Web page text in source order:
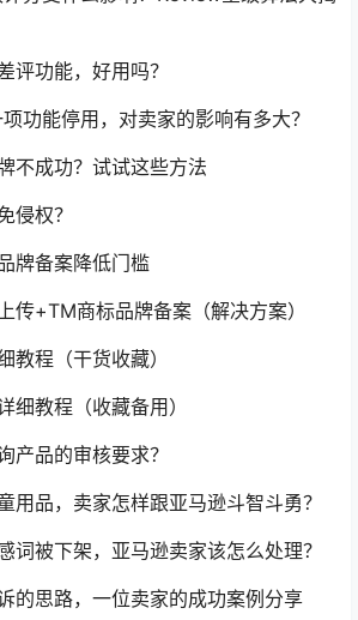
评功能，好用吗？
功能停用，对卖家的影响有多大？
不成功？试试这些方法
侵权？
牌备案降低门槛
传+TM商标品牌备案（解决方案）
教程（干货收藏）
细教程（收藏备用）
产品的审核要求？
用品，卖家怎样跟亚马逊斗智斗勇？
词被下架，亚马逊卖家该怎么处理？
的思路，一位卖家的成功案例分享